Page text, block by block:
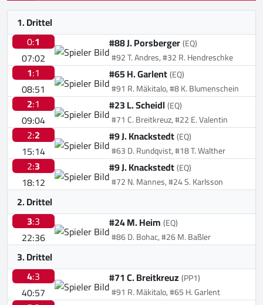
1. Drittel
0:1
07:02
#88 J. Porsberger(EQ)
#92 T. Andres, #32 R. Hendreschke
1:1
08:51
#65 H. Garlent(EQ)
#91 R. Mäkitalo, #8 K. Blumenschein
2:1
09:04
#23 L. Scheidl(EQ)
#71 C. Breitkreuz, #22 E. Valentin
2:2
15:14
#9 J. Knackstedt(EQ)
#63 D. Rundqvist, #18 T. Walther
2:3
18:12
#9 J. Knackstedt(EQ)
#72 N. Mannes, #24 S. Karlsson
2. Drittel
3:3
22:36
#24 M. Heim(EQ)
#86 D. Bohac, #26 M. Baßler
3. Drittel
4:3
40:57
#71 C. Breitkreuz(PP1)
#91 R. Mäkitalo, #65 H. Garlent